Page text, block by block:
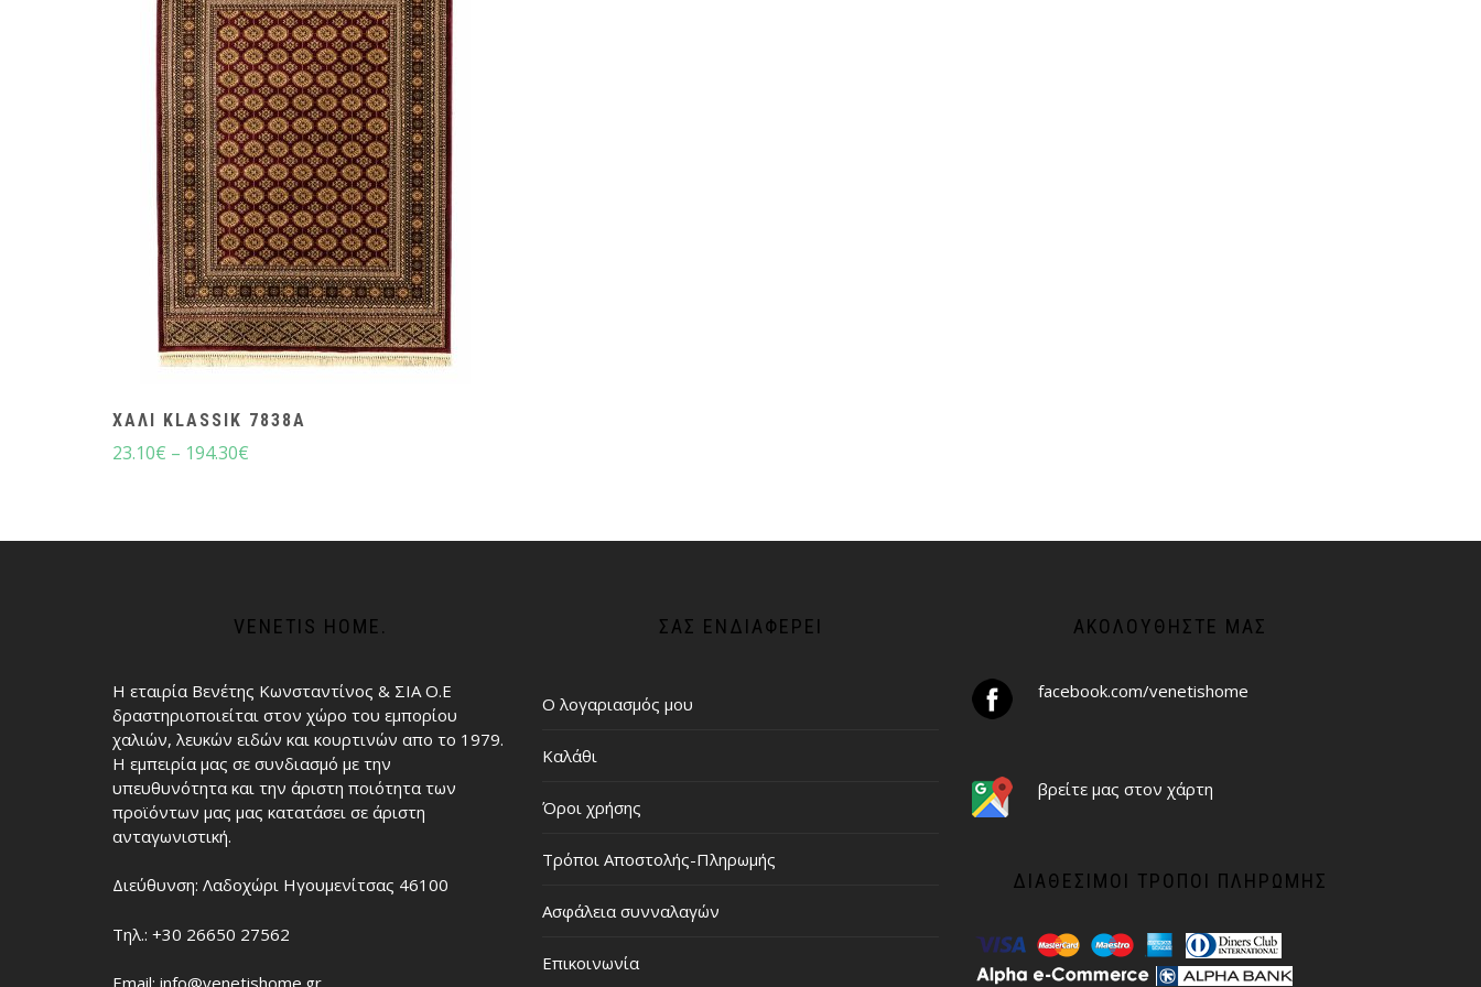
ΧΑΛΙ KLASSIK 7838A
23.10€ – 194.30€
VENETIS HOME.
Η εταιρία Βενέτης Κωνσταντίνος & ΣΙΑ Ο.Ε
δραστηριοποιείται στον χώρο του εμπορίου
χαλιών, λευκών ειδών και κουρτινών απο το 1979.
Η εμπειρία μας σε συνδιασμό με την
υπευθυνότητα και την άριστη ποιότητα των
προϊόντων μας μας κατατάσει σε άριστη
ανταγωνιστική.
Διεύθυνση: Λαδοχώρι Ηγουμενίτσας 46100
Τηλ.: +30 26650 27562
ΣΑΣ ΕΝΔΙΑΦΈΡΕΙ
Ο λογαριασμός μου
Καλάθι
Όροι χρήσης
Τρόποι Αποστολής-Πληρωμής
Ασφάλεια συνναλαγών
Επικοινωνία
ΑΚΟΛΟΥΘΉΣΤΕ ΜΑΣ
facebook.com/venetishome
βρείτε μας στον χάρτη
ΔΙΑΘΈΣΙΜΟΙ ΤΡΌΠΟΙ ΠΛΗΡΩΜΉΣ